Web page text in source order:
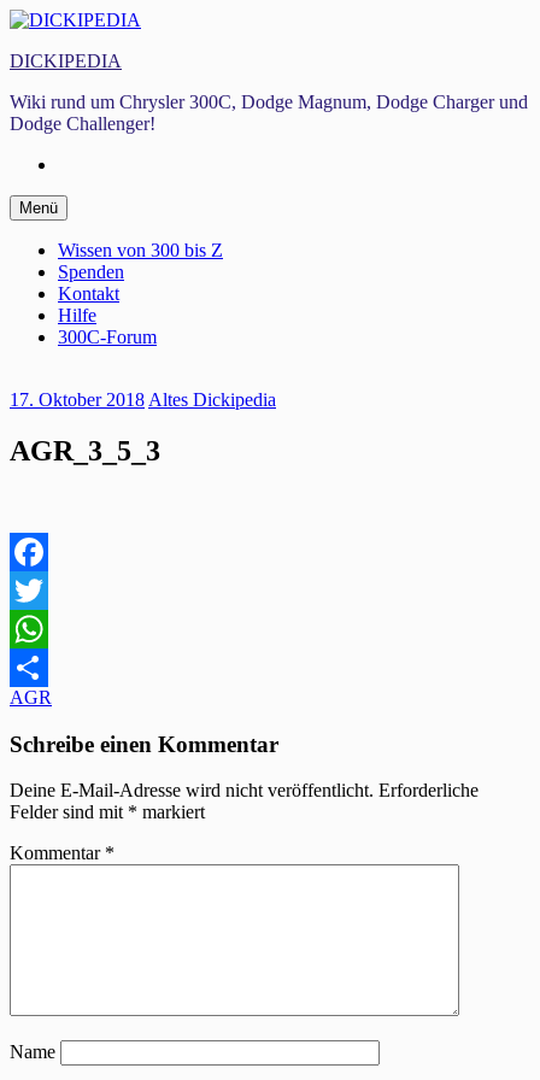
Zum
springen
DICKIPEDIA
Wiki rund um Chrysler 300C, Dodge Magnum, Dodge Charger und
Dodge Challenger!
Menü Zum
Inhalt
springen
Wissen von 300 bis Z
Spenden
Kontakt
Hilfe
300C-Forum
17. Oktober 2018 Altes Dickipedia
AGR_3_5_3
Facebook
Twitter
WhatsApp
Teilen
Beitragsnavigation
AGR
Schreibe einen Kommentar
Deine E-Mail-Adresse wird nicht veröffentlicht. Erforderliche
Felder sind mit * markiert
Kommentar *
Name